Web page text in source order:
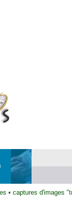
• captures d'images